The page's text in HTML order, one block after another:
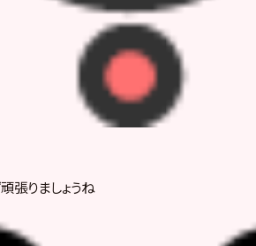
張りましょうね